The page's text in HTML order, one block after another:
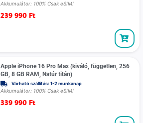
Akkumulátor: 100% Csak eSIM!
239 990 Ft
Apple iPhone 16 Pro Max (kiváló, független, 256
GB, 8 GB RAM, Natúr titán)
Várható szállítás: 1-2 munkanap
Akkumulátor: 100% Csak eSIM!
339 990 Ft